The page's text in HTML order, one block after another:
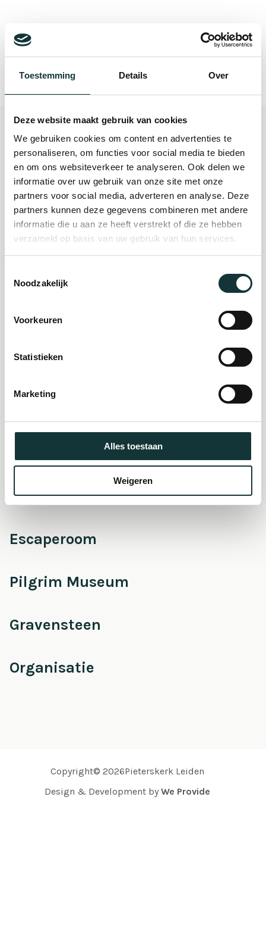
Toestemming Details Over
Deze website maakt gebruik van cookies
We gebruiken cookies om content en advertenties te
personaliseren, om functies voor social media te bieden
en om ons websiteverkeer te analyseren. Ook delen we
informatie over uw gebruik van onze site met onze
partners voor social media, adverteren en analyse. Deze
partners kunnen deze gegevens combineren met andere
informatie die u aan ze heeft verstrekt of die ze hebben
verzameld op basis van uw gebruik van hun services.
Noodzakelijk
Voorkeuren
Statistieken
Marketing
Alles toestaan
Weigeren
Plan je bezoek
Evenement
organiseren
Auditie
museum
Onderhoud &
Café Pieter
Escaperoom
Pilgrim Museum
Gravensteen
Organisatie
Copyright© 2026Pieterskerk Leiden
Design & Development by We Provide